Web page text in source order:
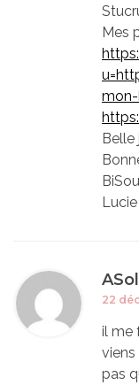
Mes
mon-
Belle
22
il me
viens
pas